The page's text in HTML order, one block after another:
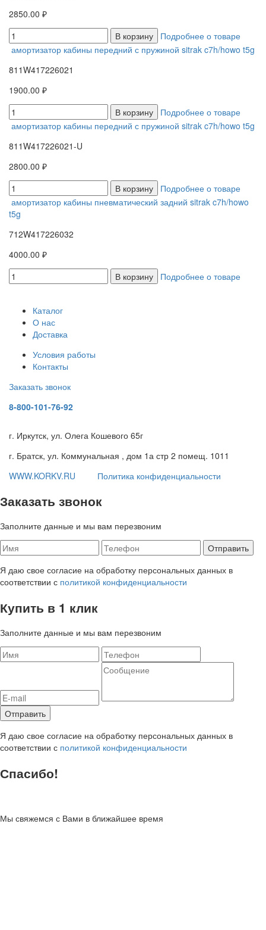
2850.00 ₽
В корзину
Подробнее о товаре
амортизатор кабины передний с пружиной sitrak c7h/howo t5g
811W417226021
1900.00 ₽
В корзину
Подробнее о товаре
амортизатор кабины передний с пружиной sitrak c7h/howo t5g
811W417226021-U
2800.00 ₽
В корзину
Подробнее о товаре
амортизатор кабины пневматический задний sitrak c7h/howo
t5g
712W417226032
4000.00 ₽
В корзину
Подробнее о товаре
Каталог
О нас
Доставка
Условия работы
Контакты
Заказать звонок
8-800-101-76-92
г. Иркутск, ул. Олега Кошевого 65г
г. Братск, ул. Коммунальная , дом 1а стр 2 помещ. 1011
WWW.KORKV.RU
Политика конфиденциальности
Заказать звонок
Заполните данные и мы вам перезвоним
Я даю свое согласие на обработку персональных данных в
соответствии с политикой конфиденциальности
Купить в 1 клик
Заполните данные и мы вам перезвоним
Я даю свое согласие на обработку персональных данных в
соответствии с политикой конфиденциальности
Спасибо!
Мы свяжемся с Вами в ближайшее время